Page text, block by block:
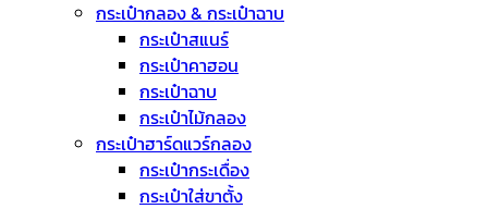
กระเป๋ากลอง & กระเป๋าฉาบ
กระเป๋าสแนร์
กระเป๋าคาฮอน
กระเป๋าฉาบ
กระเป๋าไม้กลอง
กระเป๋าฮาร์ดแวร์กลอง
กระเป๋ากระเดื่อง
กระเป๋าใส่ขาตั้ง